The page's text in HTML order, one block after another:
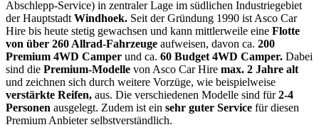
Abschlepp-Service) in zentraler Lage im südlichen Industriegebiet
der Hauptstadt Windhoek. Seit der Gründung 1990 ist Asco Car
Hire bis heute stetig gewachsen und kann mittlerweile eine Flotte
von über 260 Allrad-Fahrzeuge aufweisen, davon ca. 200
Premium 4WD Camper und ca. 60 Budget 4WD Camper. Dabei
sind die Premium-Modelle von Asco Car Hire max. 2 Jahre alt
und zeichnen sich durch weitere Vorzüge, wie beispielweise
verstärkte Reifen, aus. Die verschiedenen Modelle sind für2-4
Personen ausgelegt. Zudem ist ein sehr guter Service für diesen
Premium Anbieter selbstverständlich.